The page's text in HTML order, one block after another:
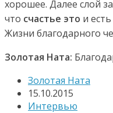
хорошее. Далее слой
что счастье это и есть
Жизни благодарного
Золотая Ната:
Золотая Ната
15.10.2015
Интервью